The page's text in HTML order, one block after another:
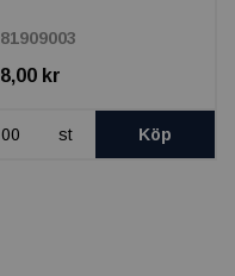
81909003
8,00 kr
st Köp